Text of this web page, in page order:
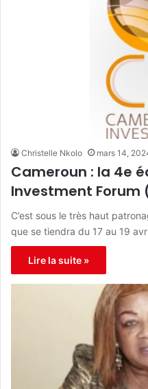
Christelle Nkolo mars 14,
Cameroun : la 4e
Investment Forum
C’est sous le très haut
que se tiendra du 17 au 19
Lire la suite »